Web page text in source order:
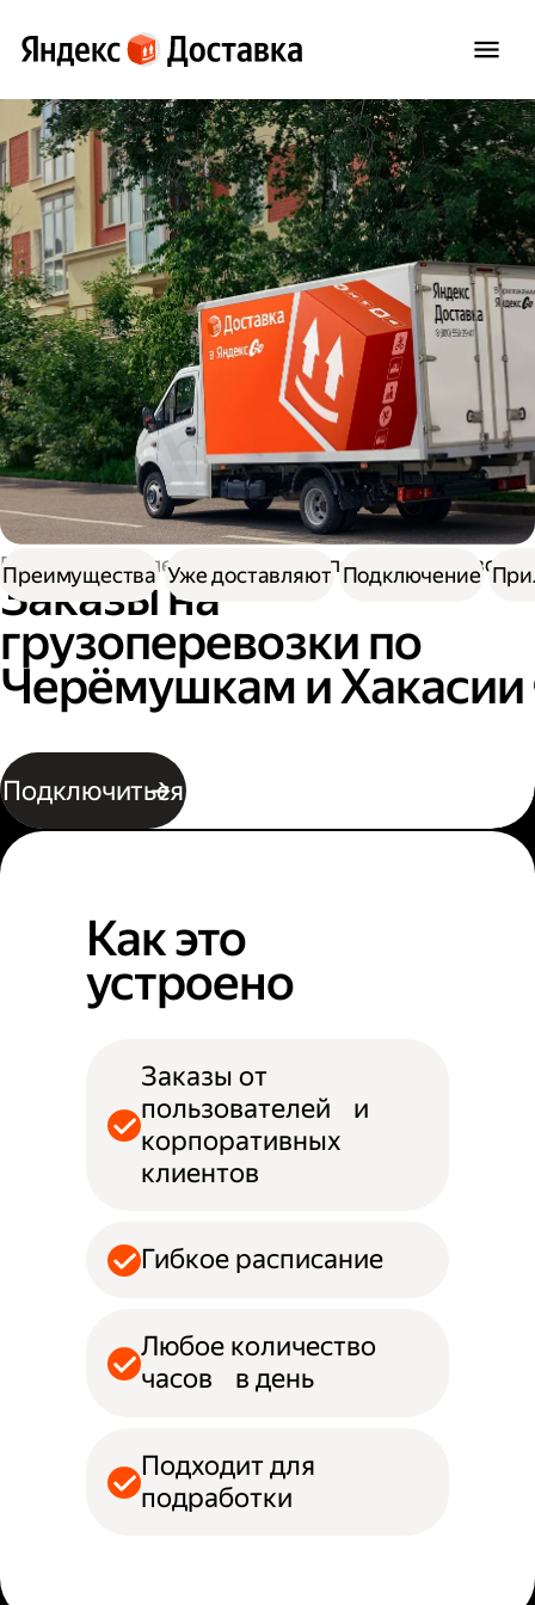
Работа водителем Заказы на перевозку грузов
Заказы на
грузоперевозки по
Черёмушкам и Хакасии
Подключиться
Преимущества Уже доставляют Подключение
Как это
устроено
Заказы от
пользователей и
корпоративных
клиентов
Гибкое расписание
Любое количество
часов в день
Подходит для
подработки